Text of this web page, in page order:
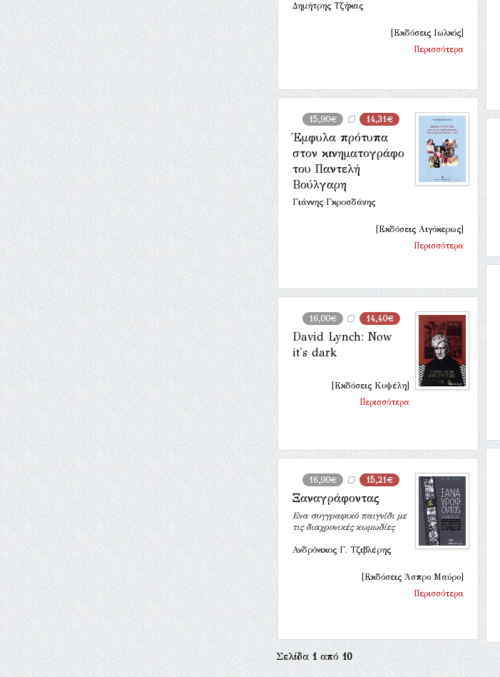
Δημήτρης Τζήκας
[Εκδόσεις Ιωλκός]
Περισσότερα
15,90€ 14,31€
Έμφυλα πρότυπα
στον κινηματογράφο
του Παντελή
Βούλγαρη
Γιάννης Γκροσδάνης
[Εκδόσεις Αιγόκερως]
Περισσότερα
16,00€ 14,40€
David Lynch: Now
it's dark
[Εκδόσεις Κυψέλη]
Περισσότερα
16,90€ 15,21€
Ξαναγράφοντας
Ενα συγγραφικό παιγνίδι με
τις διαχρονικές κωμωδίες
Ανδρόνικος Γ. Τζιβλέρης
[Εκδόσεις Άσπρο Μαύρο]
Περισσότερα
Σελίδα1από10